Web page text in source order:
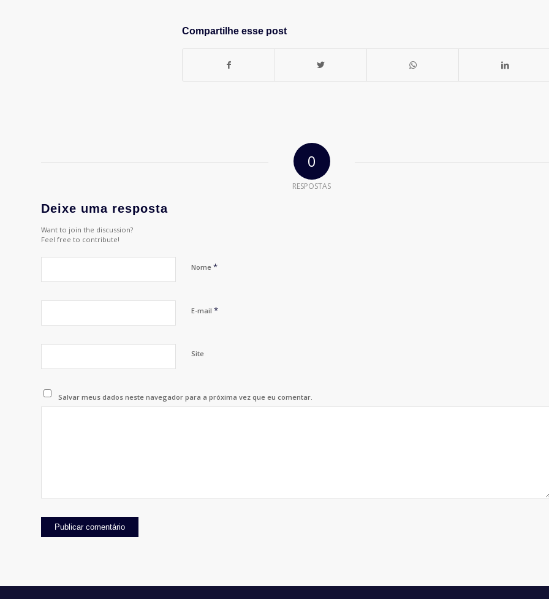
Compartilhe esse post
0
RESPOSTAS
Deixe uma resposta
Want to join the discussion?
Feel free to contribute!
Nome *
E-mail *
Site
Salvar meus dados neste navegador para a próxima vez que eu comentar.